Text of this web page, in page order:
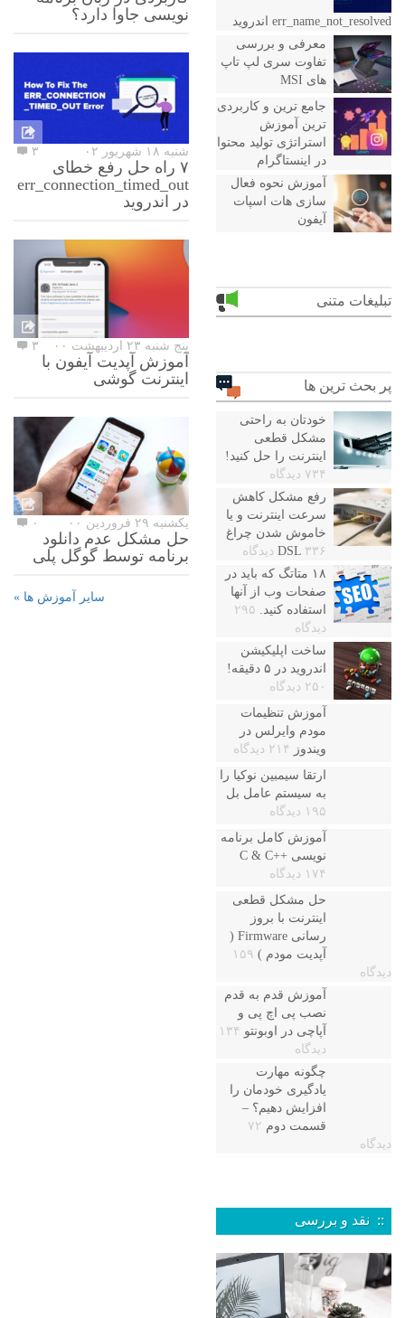
err_name_not_resolved اندروید
معرفی و بررسی
تفاوت سری لپ تاپ
های MSI
جامع ترین و کاربردی
ترین آموزش
استراتژی تولید محتوا
در اینستاگرام
آموزش نحوه فعال
سازی هات اسپات
آیفون
تبلیغات متنی
پر بحث ترین ها
خودتان به راحتی
مشکل قطعی
اینترنت را حل کنید!
۷۳۴ دیدگاه
رفع مشکل کاهش
سرعت اینترنت و یا
خاموش شدن چراغ
DSL ۳۳۶ دیدگاه
۱۸ متاتگ که باید در
صفحات وب از آنها
استفاده کنید. ۲۹۵
دیدگاه
ساخت اپلیکیشن
اندروید در ۵ دقیقه!
۲۵۰ دیدگاه
آموزش تنظیمات
مودم وایرلس در
ویندوز
۲۱۴ دیدگاه
ارتقا سیمبین نوکیا را
به سیستم عامل بل
۱۹۵ دیدگاه
آموزش کامل برنامه
نویسی ++C & C
۱۷۴ دیدگاه
حل مشکل قطعی
اینترنت با بروز
رسانی Firmware (
آپدیت مودم ) ۱۵۹
دیدگاه
آموزش قدم به قدم
نصب پی اچ پی و
آپاچی در اوبونتو ۱۳۴
دیدگاه
چگونه مهارت
یادگیری خودمان را
افزایش دهیم؟ –
قسمت دوم ۷۲
دیدگاه
:: نقد و بررسی
نویسی جاوا دارد؟
شنبه ۱۸ شهریور ۰۲ ۳
۷ راه حل رفع خطای
err_connection_timed_out
در اندروید
پنج شنبه ۲۳ اردیبهشت ۰۰ ۳
آموزش آپدیت آیفون با
اینترنت گوشی
یکشنبه ۲۹ فروردین ۰۰ ۰
حل مشکل عدم دانلود
برنامه توسط گوگل پلی
سایر آموزش ها »